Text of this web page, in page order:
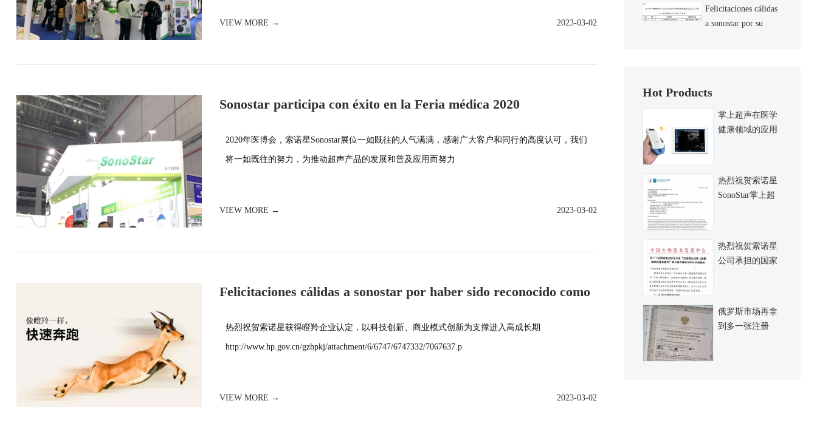
VIEW MORE → 2023-03-02
Sonostar participa con éxito en la Feria médica 2020
2020年医博会，索诺星Sonostar展位一如既往的人气满满，感谢广大客户和同行的高度认可，我们
将一如既往的努力，为推动超声产品的发展和普及应用而努力
VIEW MORE → 2023-03-02
Felicitaciones cálidas a sonostar por haber sido reconocido como
热烈祝贺索诺星获得瞪羚企业认定，以科技创新、商业模式创新为支撑进入高成长期
http://www.hp.gov.cn/gzhpkj/attachment/6/6747/6747332/7067637.p
VIEW MORE → 2023-03-02
medicina ultrasónica
de china, sonostar
Felicitaciones cálidas
a sonostar por su
Hot Products
掌上超声在医学
健康领域的应用
热烈祝贺索诺星
SonoStar掌上超
热烈祝贺索诺星
公司承担的国家
俄罗斯市场再拿
到多一张注册